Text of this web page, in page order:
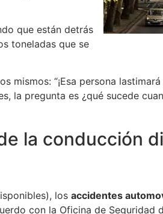
que están detrás
toneladas que se
mismos: “¡Esa persona
la pregunta es ¿qué sucede
la conducción
los accidentes
con la Oficina de Seguridad